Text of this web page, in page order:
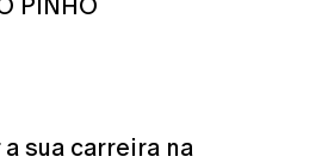
PINHO
sua carreira na